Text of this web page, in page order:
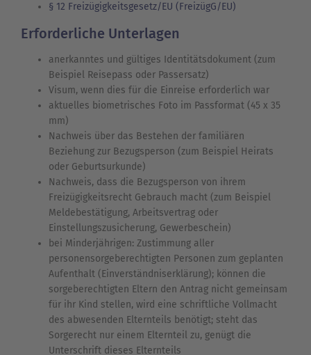
§ 12 Freizügigkeitsgesetz/EU (FreizügG/EU)
Erforderliche Unterlagen
anerkanntes und gültiges Identitätsdokument (zum
Beispiel Reisepass oder Passersatz)
Visum, wenn dies für die Einreise erforderlich war
aktuelles biometrisches Foto im Passformat (45 x 35
mm)
Nachweis über das Bestehen der familiären
Beziehung zur Bezugsperson (zum Beispiel Heirats
oder Geburtsurkunde)
Nachweis, dass die Bezugsperson von ihrem
Freizügigkeitsrecht Gebrauch macht (zum Beispiel
Meldebestätigung, Arbeitsvertrag oder
Einstellungszusicherung, Gewerbeschein)
bei Minderjährigen: Zustimmung aller
personensorgeberechtigten Personen zum geplanten
Aufenthalt (Einverständniserklärung); können die
sorgeberechtigten Eltern den Antrag nicht gemeinsam
für ihr Kind stellen, wird eine schriftliche Vollmacht
des abwesenden Elternteils benötigt; steht das
Sorgerecht nur einem Elternteil zu, genügt die
Unterschrift dieses Elternteils